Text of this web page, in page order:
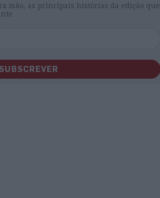
mão, as principais histórias da edição que
SUBSCREVER